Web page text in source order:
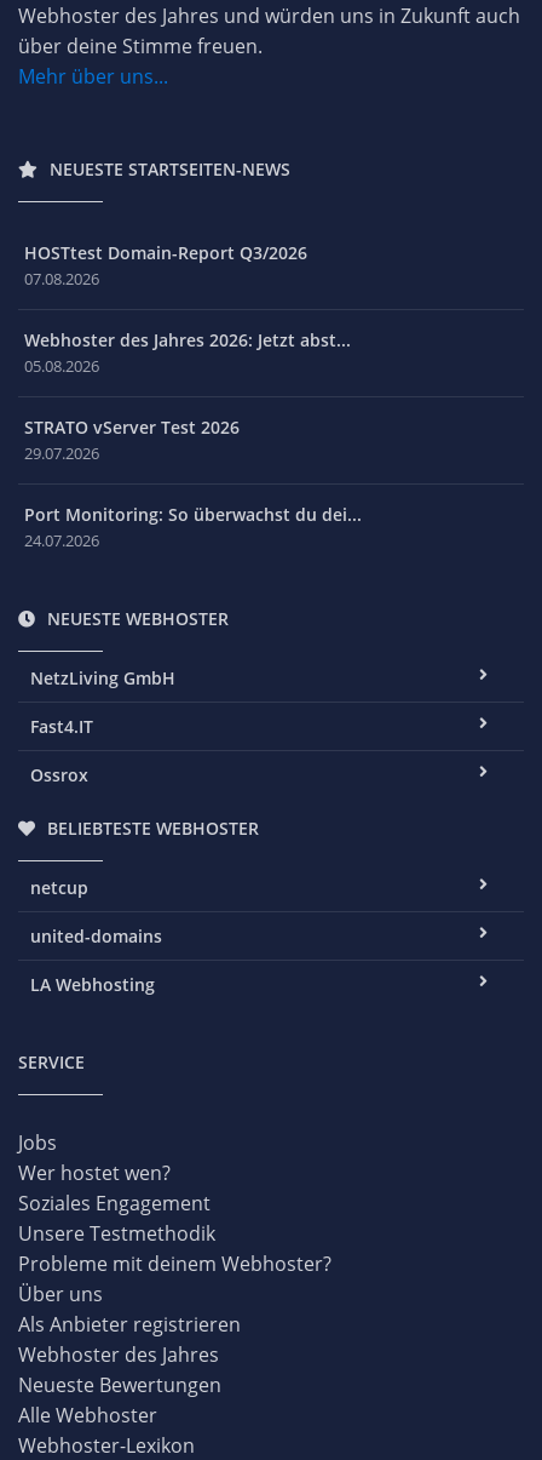
Webhoster des Jahres und würden uns in Zukunft auch
über deine Stimme freuen.
Mehr über uns...
NEUESTE STARTSEITEN-NEWS
HOSTtest Domain-Report Q3/2026
07.08.2026
Webhoster des Jahres 2026: Jetzt abst...
05.08.2026
STRATO vServer Test 2026
29.07.2026
Port Monitoring: So überwachst du dei...
24.07.2026
NEUESTE WEBHOSTER
NetzLiving GmbH
Fast4.IT
Ossrox
BELIEBTESTE WEBHOSTER
netcup
united-domains
LA Webhosting
SERVICE
Jobs
Wer hostet wen?
Soziales Engagement
Unsere Testmethodik
Probleme mit deinem Webhoster?
Über uns
Als Anbieter registrieren
Webhoster des Jahres
Neueste Bewertungen
Alle Webhoster
Webhoster-Lexikon